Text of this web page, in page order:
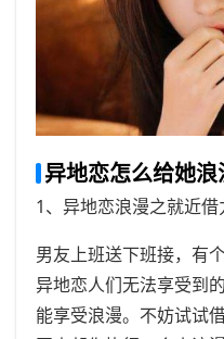
异地恋怎么给她浪
1、异地恋浪漫之就近借
男友上班送下班接，有
异地恋人们无法享受到
能享受浪漫。不妨试试